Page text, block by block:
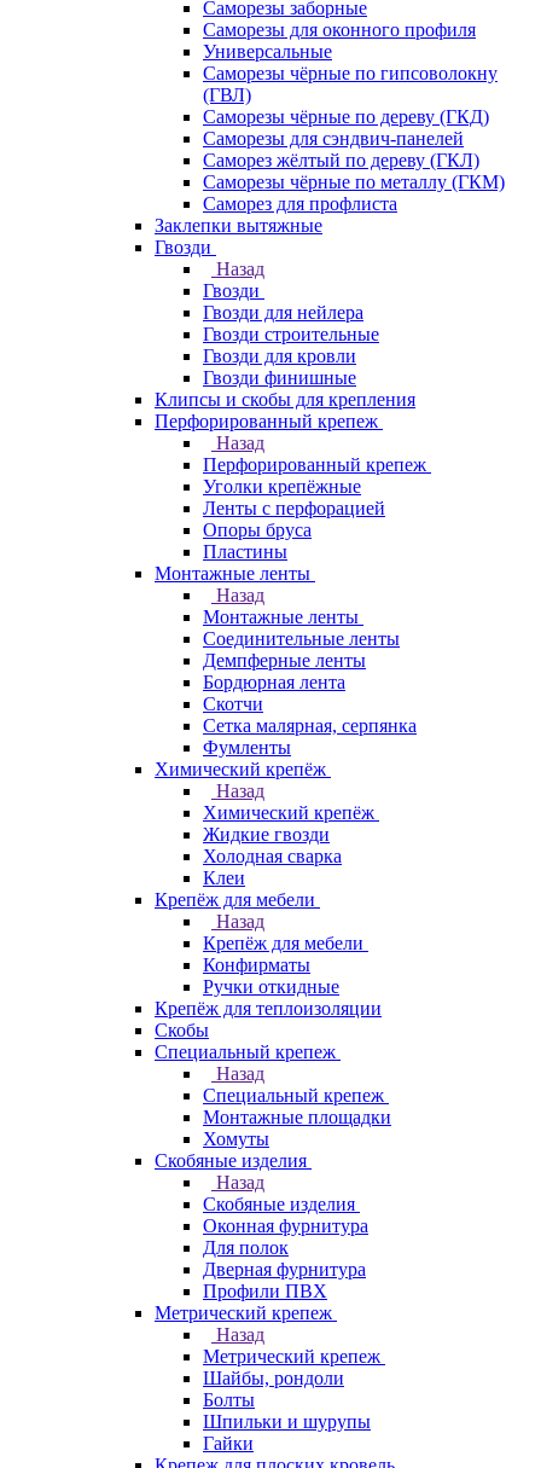
Саморезы заборные
Саморезы для оконного профиля
Универсальные
Саморезы чёрные по гипсоволокну
(ГВЛ)
Саморезы чёрные по дереву (ГКД)
Саморезы для сэндвич-панелей
Саморез жёлтый по дереву (ГКЛ)
Саморезы чёрные по металлу (ГКМ)
Саморез для профлиста
Заклепки вытяжные
Гвозди
Назад
Гвозди
Гвозди для нейлера
Гвозди строительные
Гвозди для кровли
Гвозди финишные
Клипсы и скобы для крепления
Перфорированный крепеж
Назад
Перфорированный крепеж
Уголки крепёжные
Ленты с перфорацией
Опоры бруса
Пластины
Монтажные ленты
Назад
Монтажные ленты
Соединительные ленты
Демпферные ленты
Бордюрная лента
Скотчи
Сетка малярная, серпянка
Фумленты
Химический крепёж
Назад
Химический крепёж
Жидкие гвозди
Холодная сварка
Клеи
Крепёж для мебели
Назад
Крепёж для мебели
Конфирматы
Ручки откидные
Крепёж для теплоизоляции
Скобы
Специальный крепеж
Назад
Специальный крепеж
Монтажные площадки
Хомуты
Скобяные изделия
Назад
Скобяные изделия
Оконная фурнитура
Для полок
Дверная фурнитура
Профили ПВХ
Метрический крепеж
Назад
Метрический крепеж
Шайбы, рондоли
Болты
Шпильки и шурупы
Гайки